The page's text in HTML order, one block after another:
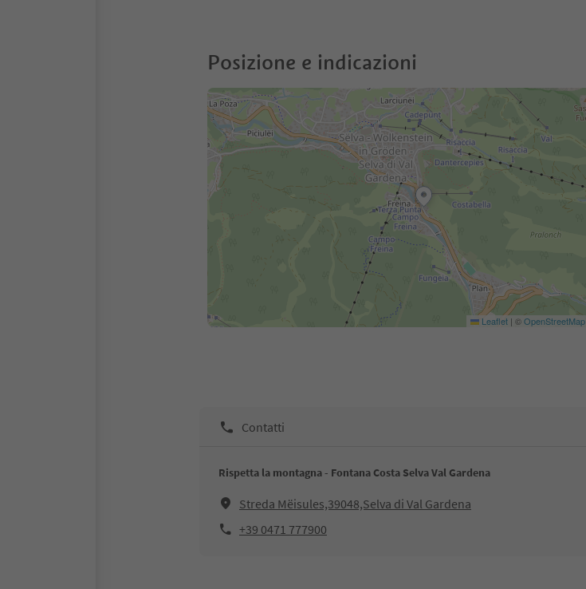
Posizione e indicazioni
Leaflet | ©OpenStreetMap
Contatti
Rispetta la montagna - Fontana Costa Selva Val Gardena
Streda Mëisules,39048,Selva di Val Gardena
+39 0471 777900